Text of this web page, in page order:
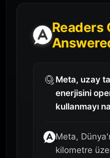
Readers
Meta, uzay
enerjisini
kullanmayı
Meta,
kilometre